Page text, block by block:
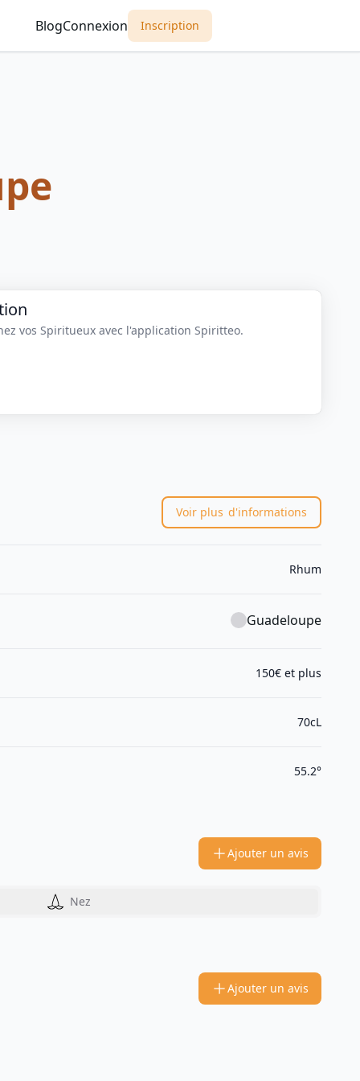
BlogConnexion Inscription
vos Spiritueux avec l'application Spiritteo.
Voir plus d'informations
Rhum
Guadeloupe
150€ et plus
70cL
55.2°
Ajouter un avis
Nez
Ajouter un avis